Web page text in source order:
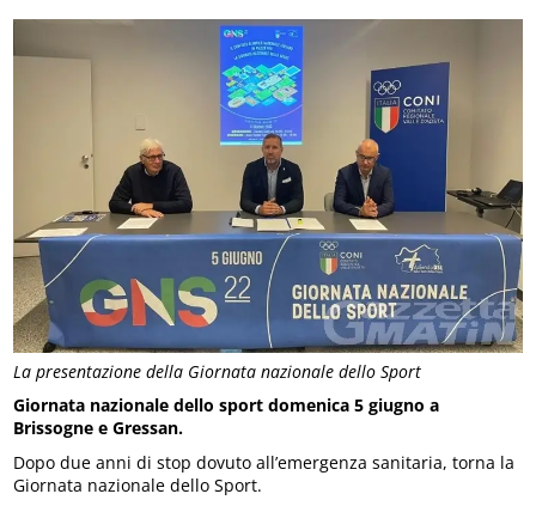
La presentazione della Giornata nazionale dello Sport
Giornata nazionale dello sport domenica 5 giugno a
Brissogne e Gressan.
Dopo due anni di stop dovuto all’emergenza sanitaria, torna la
Giornata nazionale dello Sport.